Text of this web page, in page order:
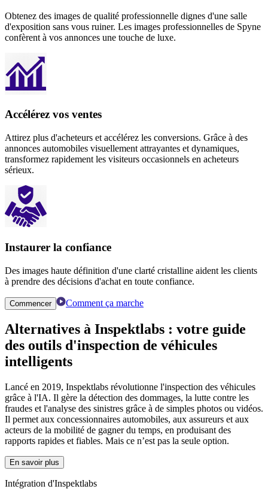
Obtenez des images de qualité professionnelle dignes d'une salle
d'exposition sans vous ruiner. Les images professionnelles de Spyne
confèrent à vos annonces une touche de luxe.
Accélérez vos ventes
Attirez plus d'acheteurs et accélérez les conversions. Grâce à des
annonces automobiles visuellement attrayantes et dynamiques,
transformez rapidement les visiteurs occasionnels en acheteurs
sérieux.
Instaurer la confiance
Des images haute définition d'une clarté cristalline aident les clients
à prendre des décisions d'achat en toute confiance.
Commencer Comment ça marche
Alternatives à Inspektlabs : votre guide
des outils d'inspection de véhicules
intelligents
Lancé en 2019, Inspektlabs révolutionne l'inspection des véhicules
grâce à l'IA. Il gère la détection des dommages, la lutte contre les
fraudes et l'analyse des sinistres grâce à de simples photos ou vidéos.
Il permet aux concessionnaires automobiles, aux assureurs et aux
acteurs de la mobilité de gagner du temps, en produisant des
rapports rapides et fiables. Mais ce n’est pas la seule option.
En savoir plus
Intégration d'Inspektlabs